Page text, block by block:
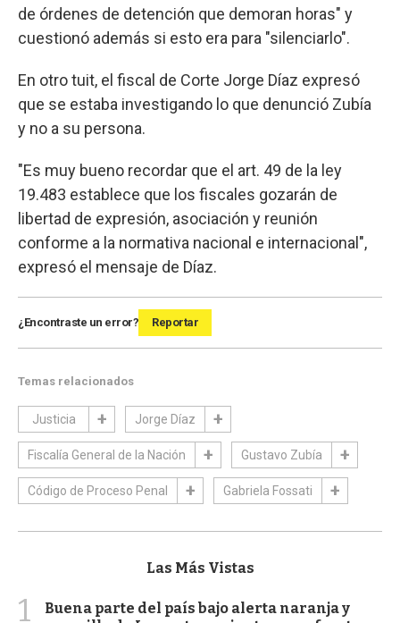
de órdenes de detención que demoran horas" y
cuestionó además si esto era para "silenciarlo".
En otro tuit, el fiscal de Corte Jorge Díaz expresó
que se estaba investigando lo que denunció Zubía
y no a su persona.
"Es muy bueno recordar que el art. 49 de la ley
19.483 establece que los fiscales gozarán de
libertad de expresión, asociación y reunión
conforme a la normativa nacional e internacional",
expresó el mensaje de Díaz.
¿Encontraste un error? Reportar
Temas relacionados
Justicia Jorge Díaz
Fiscalía General de la Nación Gustavo Zubía
Código de Proceso Penal Gabriela Fossati
Las Más Vistas
1
Buena parte del país bajo alerta naranja y